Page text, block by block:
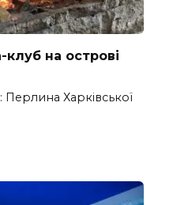
клуб на острові
Перлина Харківської